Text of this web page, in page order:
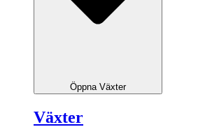
Öppna Växter
Växter